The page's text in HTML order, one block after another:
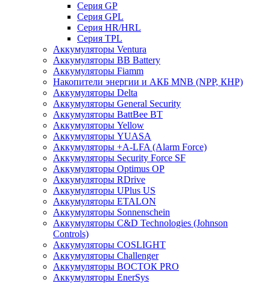
Cерия GP
Серия GPL
Серия HR/HRL
Серия TPL
Аккумуляторы Ventura
Аккумуляторы BB Battery
Аккумуляторы Fiamm
Накопители энергии и АКБ MNB (NPP, КНР)
Аккумуляторы Delta
Аккумуляторы General Security
Аккумуляторы BattBee BT
Аккумуляторы Yellow
Аккумуляторы YUASA
Аккумуляторы +A-LFA (Alarm Force)
Аккумуляторы Security Force SF
Аккумуляторы Optimus OP
Аккумуляторы RDrive
Аккумуляторы UPlus US
Аккумуляторы ETALON
Аккумуляторы Sonnenschein
Аккумуляторы С&D Technologies (Johnson
Controls)
Аккумуляторы COSLIGHT
Аккумуляторы Challenger
Аккумуляторы ВОСТОК PRO
Аккумуляторы EnerSys